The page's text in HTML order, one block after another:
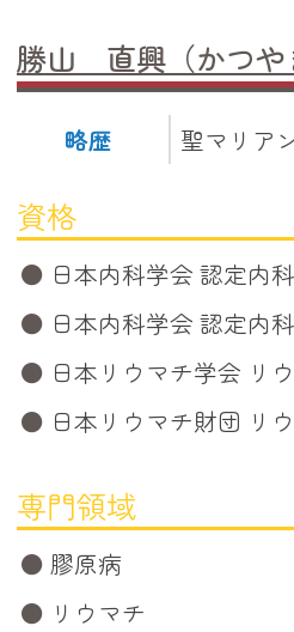
勝山 直興（かつや
略歴 聖マリア
資格
日本内科学会 認定内
日本内科学会 認定内
日本リウマチ学会 リ
日本リウマチ財団 リ
専門領域
膠原病
リウマチ